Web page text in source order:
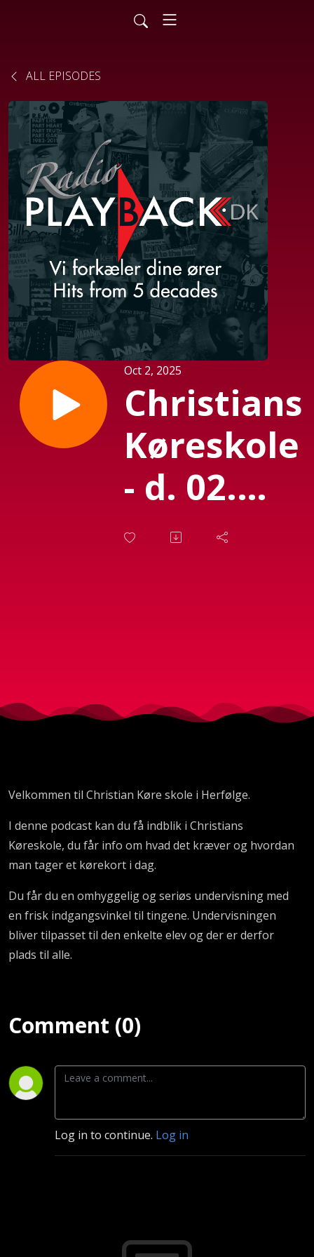
ALL EPISODES
Oct 2, 2025
Christians
Køreskole
- d. 02.
Oktober
Velkommen til Christian Køre skole i Herfølge.
I denne podcast kan du få indblik i Christians
Køreskole, du får info om hvad det kræver og hvordan
man tager et kørekort i dag.
Du får du en omhyggelig og seriøs undervisning med
en frisk indgangsvinkel til tingene. Undervisningen
bliver tilpasset til den enkelte elev og der er derfor
plads til alle.
Comment (0)
Log in to continue. Log in